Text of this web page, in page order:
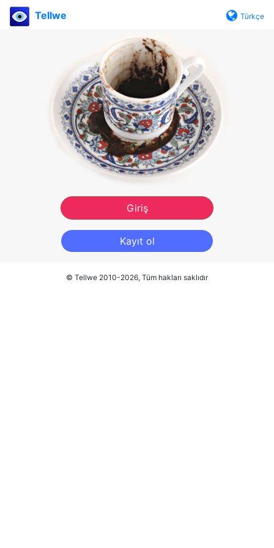
Tellwe Türkçe
Giriş
Kayıt ol
© Tellwe 2010-2026, Tüm hakları saklıdır